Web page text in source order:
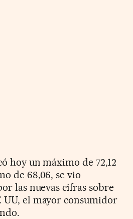
hoy un máximo de 72,12
de 68,06, se vio
las nuevas cifras sobre
UU, el mayor consumidor